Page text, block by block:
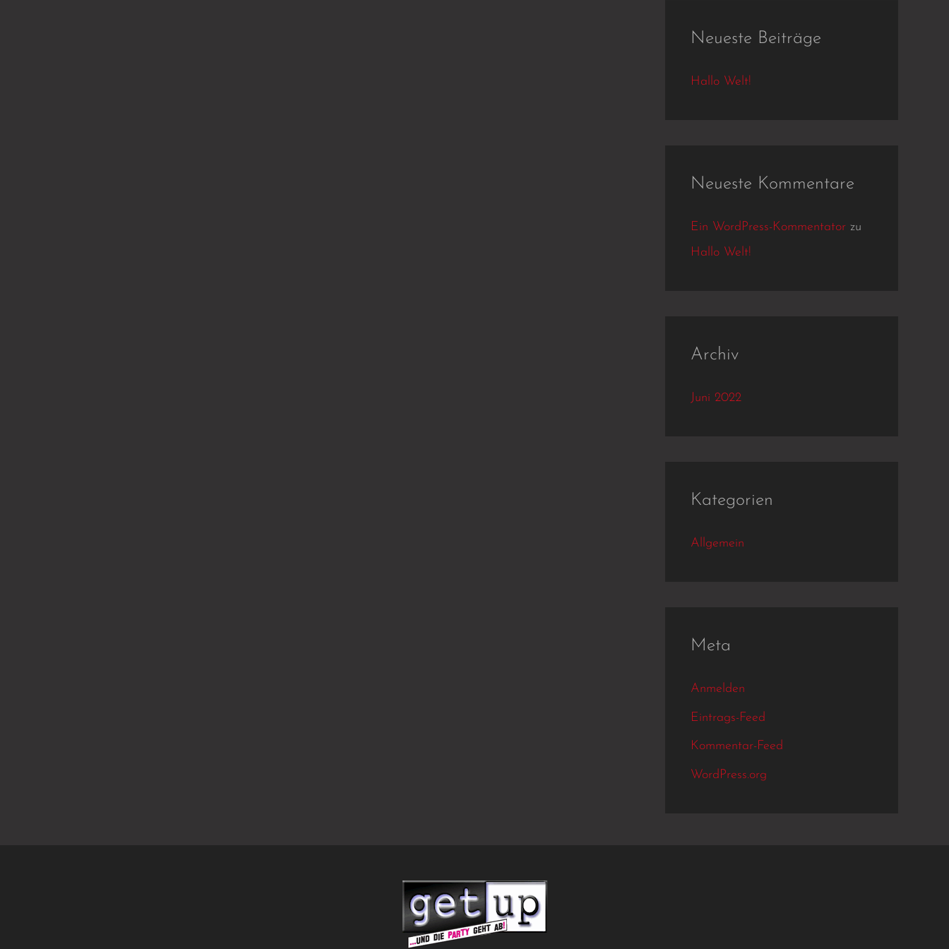
n
Neueste Beiträge
Hallo Welt!
Neueste Kommentare
Ein WordPress-Kommentator zu
Hallo Welt!
Archiv
Juni 2022
Kategorien
Allgemein
Meta
Anmelden
Eintrags-Feed
Kommentar-Feed
WordPress.org